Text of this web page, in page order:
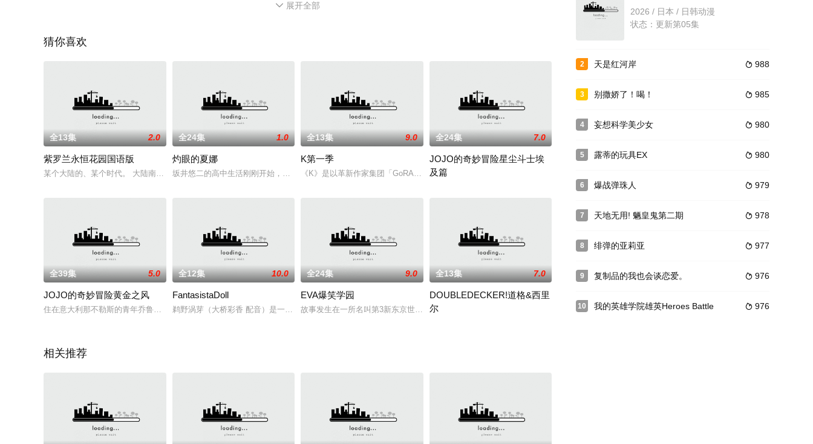
 展开全部
猜你喜欢
全13集 2.0
紫罗兰永恒花园国语版
某个大陆的、某个时代。 大陆南北分割的战争结束了，世界走向了和平。 在战争中作为军人的薇尔莉特?伊芙加登，怀抱着对她来说无比重要之人留下的“话语”，离开军队来到
全24集 1.0
灼眼的夏娜
坂井悠二的高中生活刚刚开始，本将一直持续的平凡生活却因为一次偶然而发生了剧变。回家途中，商店街的时空突然停止，这封闭空间中所有人的灵魂都被魔物吸去。而手持日本刀
全13集 9.0
K第一季
《K》是以革新作家集团「GoRA」的7名匿名作家的小说为原著。故事以与现实有着微妙历史差异的现代日本为舞台，描写了七位“王”各自的执着，
全24集 7.0
JOJO的奇妙冒险星尘斗士埃
及篇
1989年，日本。乔纳森·乔斯达与DIO决战后的一百年，DIO复活了。同时，乔瑟夫的孙子，空条承太郎发现
全39集 5.0
JOJO的奇妙冒险黄金之风
住在意大利那不勒斯的青年乔鲁诺·乔巴拿，是继承了乔斯达家宿敌·DIO之血脉的儿子。幼年时遭受迫害而自暴自弃的他，由于拯救了一名黑帮男子，而学到了“相信他人”。不
全12集 10.0
FantasistaDoll
鹈野涡芽（大桥彩香 配音）是一名平凡的十五岁少女，一天，涡芽搭乘电车外出，在车上遇见了一个怪人，整个人不由分说的塞给了涡芽一叠名为“Fantasista Dol
全24集 9.0
EVA爆笑学园
故事发生在一所名叫第3新东京世立NERV学园中，校长是严肃又寡言的碇原度（立木文彦 配音）。作为校长的儿子，碇真嗣（绪方惠美 配音）感
全13集 7.0
DOUBLEDECKER!道格&西里
尔
相关推荐
2026 / 日本 / 日韩动漫
状态：更新第05集
2  988
天是红河岸
3  985
别撒娇了！喝！
4  980
妄想科学美少女
5  980
露蒂的玩具EX
6  979
爆战弹珠人
7  978
天地无用! 魉皇鬼第二期
8  977
绯弹的亚莉亚
9  976
复制品的我也会谈恋爱。
10  976
我的英雄学院雄英Heroes Battle